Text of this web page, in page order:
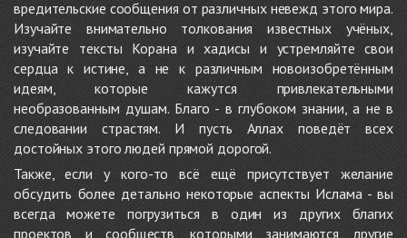
вредительские сообщения от различных невежд этого мира.
Изучайте внимательно толкования известных учёных,
изучайте тексты Корана и хадисы и устремляйте свои
сердца к истине, а не к различным новоизобретённым
идеям, которые кажутся привлекательными
необразованным душам. Благо - в глубоком знании, а не в
следовании страстям. И пусть Аллах поведёт всех
достойных этого людей прямой дорогой.
Также, если у кого-то всё ещё присутствует желание
обсудить более детально некоторые аспекты Ислама - вы
всегда можете погрузиться в один из других благих
проектов и сообществ, которыми занимаются другие